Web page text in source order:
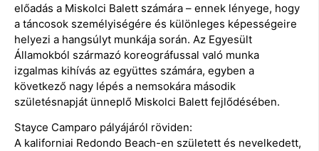
előadás a Miskolci Balett számára – ennek lényege, hogy
a táncosok személyiségére és különleges képességeire
helyezi a hangsúlyt munkája során. Az Egyesült
Államokból származó koreográfussal való munka
izgalmas kihívás az együttes számára, egyben a
következő nagy lépés a nemsokára második
születésnapját ünneplő Miskolci Balett fejlődésében.
Stayce Camparo pályájáról röviden:
A kaliforniai Redondo Beach-en született és nevelkedett,